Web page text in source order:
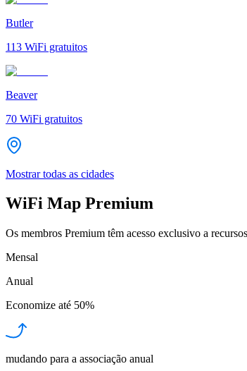
Butler
113 WiFi gratuitos
Beaver
70 WiFi gratuitos
Mostrar todas as cidades
WiFi Map Premium
Os membros Premium têm acesso exclusivo a
Mensal
Anual
Economize até 50%
mudando para a associação anual